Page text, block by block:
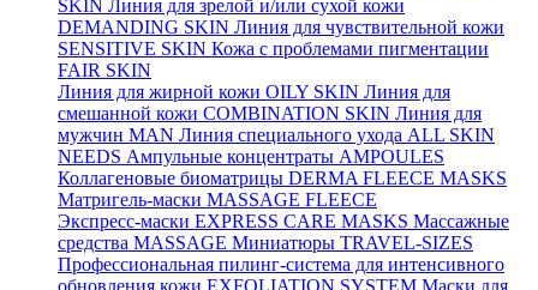
SKIN Линия для зрелой и/или сухой кожи
DEMANDING SKIN Линия для чувствительной кожи
SENSITIVE SKIN Кожа с проблемами пигментации
FAIR SKIN
Линия для жирной кожи OILY SKIN Линия для
смешанной кожи COMBINATION SKIN Линия для
мужчин MAN Линия специального ухода ALL SKIN
NEEDS Ампульные концентраты AMPOULES
Коллагеновые биоматрицы DERMA FLEECE MASKS
Матригель-маски MASSAGE FLEECE
Экспресс-маски EXPRESS CARE MASKS Массажные
средства MASSAGE Миниатюры TRAVEL-SIZES
Профессиональная пилинг-система для интенсивного
обновления кожи EXFOLIATION SYSTEM Маски для